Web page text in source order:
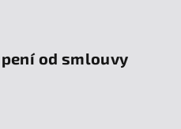
od smlouvy